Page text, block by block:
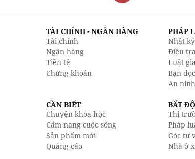
TÀI CHÍNH - NGÂN HÀNG
Tài chính
Ngân hàng
Tiền tệ
Chứng khoán
PHÁP
Nhật
Điều
Luật
Bạn đọc
An
CẦN BIẾT
Chuyện khoa học
Cẩm nang cuộc sống
Sản phẩm mới
Quảng cáo
BẤT
Thị
Pháp
Góc tư
Nhà ở